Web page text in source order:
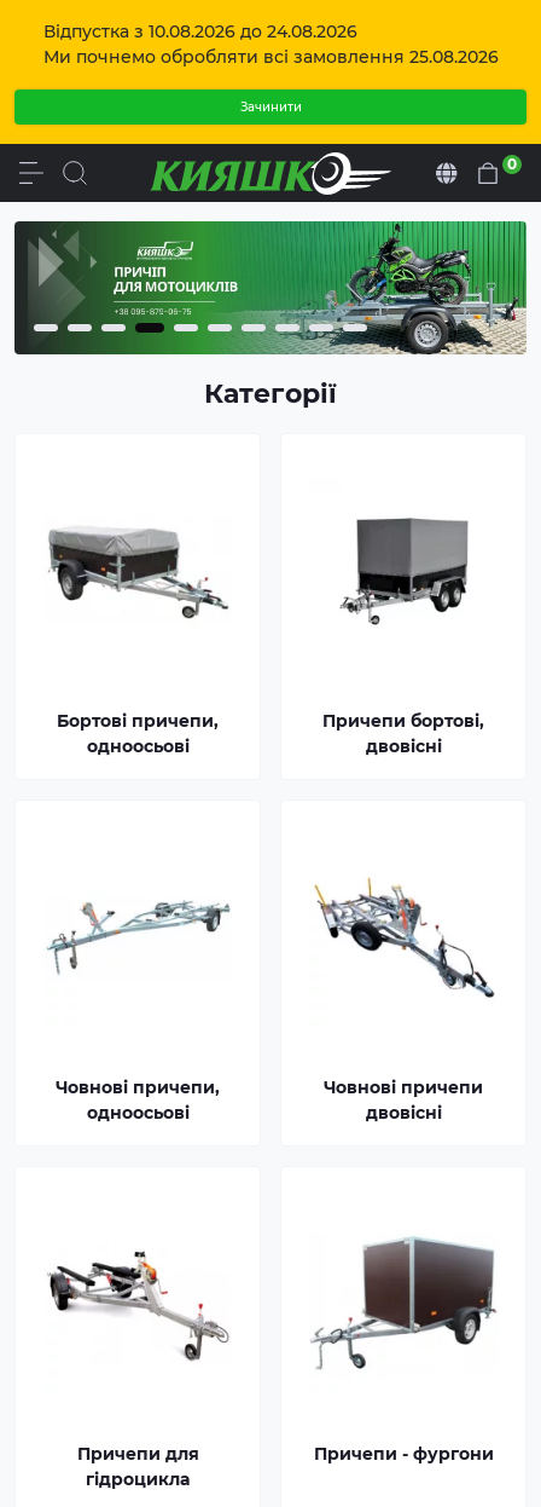
Відпустка з 10.08.2026 до 24.08.2026
Ми почнемо обробляти всі замовлення 25.08.2026
Зачинити
Uk 0
Категорії
Бортові причепи,
одноосьові
Причепи бортові,
двовісні
Човнові причепи,
одноосьові
Човнові причепи
двовісні
Причепи для
гідроцикла
Причепи - фургони